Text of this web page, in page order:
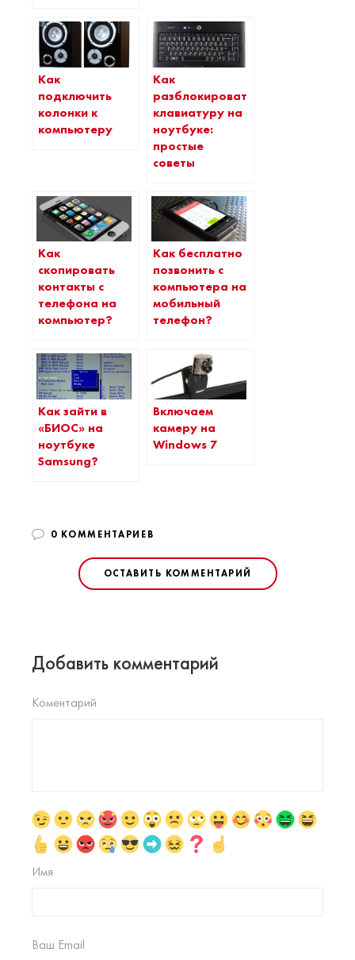
Как
подключить
колонки к
компьютеру
Как
разблокировать
клавиатуру на
ноутбуке:
простые
советы
Как
скопировать
контакты с
телефона на
компьютер?
Как бесплатно
позвонить с
компьютера на
мобильный
телефон?
Как зайти в
«БИОС» на
ноутбуке
Samsung?
Включаем
камеру на
Windows 7
0 КОММЕНТАРИЕВ
ОСТАВИТЬ КОММЕНТАРИЙ
Добавить комментарий
Коментарий
Имя
Ваш Email